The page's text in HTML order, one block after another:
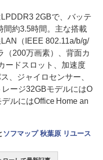
2GBで、バッテ
間約3.5時間。主な搭載
（IEEE 802.11a/b/g/
（200万画素）、背面カ
ードスロット、加速度
、ジャイロセンサー、
ージ32GBモデルにはO
ルにはOffice Home an
ソフマップ 秋葉原 リユース